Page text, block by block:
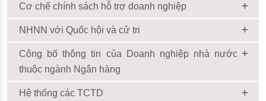
Cơ chế chính sách hỗ trợ doanh nghiệp
NHNN với Quốc hội và cử tri
Công bố thông tin của Doanh nghiệp nhà nước
thuộc ngành Ngân hàng
Hệ thống các TCTD